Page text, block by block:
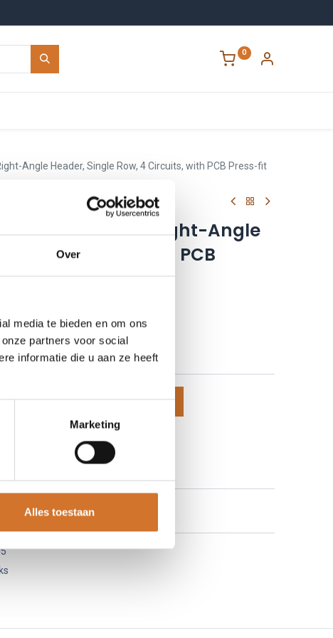
Over
media te bieden en om ons
partners voor social
informatie die u aan ze heeft
Marketing
Alles toestaan
0
Angle Header, Single Row, 4 Circuits, with PCB Press-fit
Micro-Fit 3.0 Right-Angle
4 Circuits, with PCB
Clip, Gold
0405
prijzen te zien
aan winkelmand